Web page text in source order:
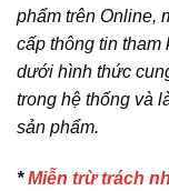
phẩm trên Online,
cấp thông tin tham
dưới hình thức
trong hệ thống và
sản phẩm.
*Miễn trừ trách